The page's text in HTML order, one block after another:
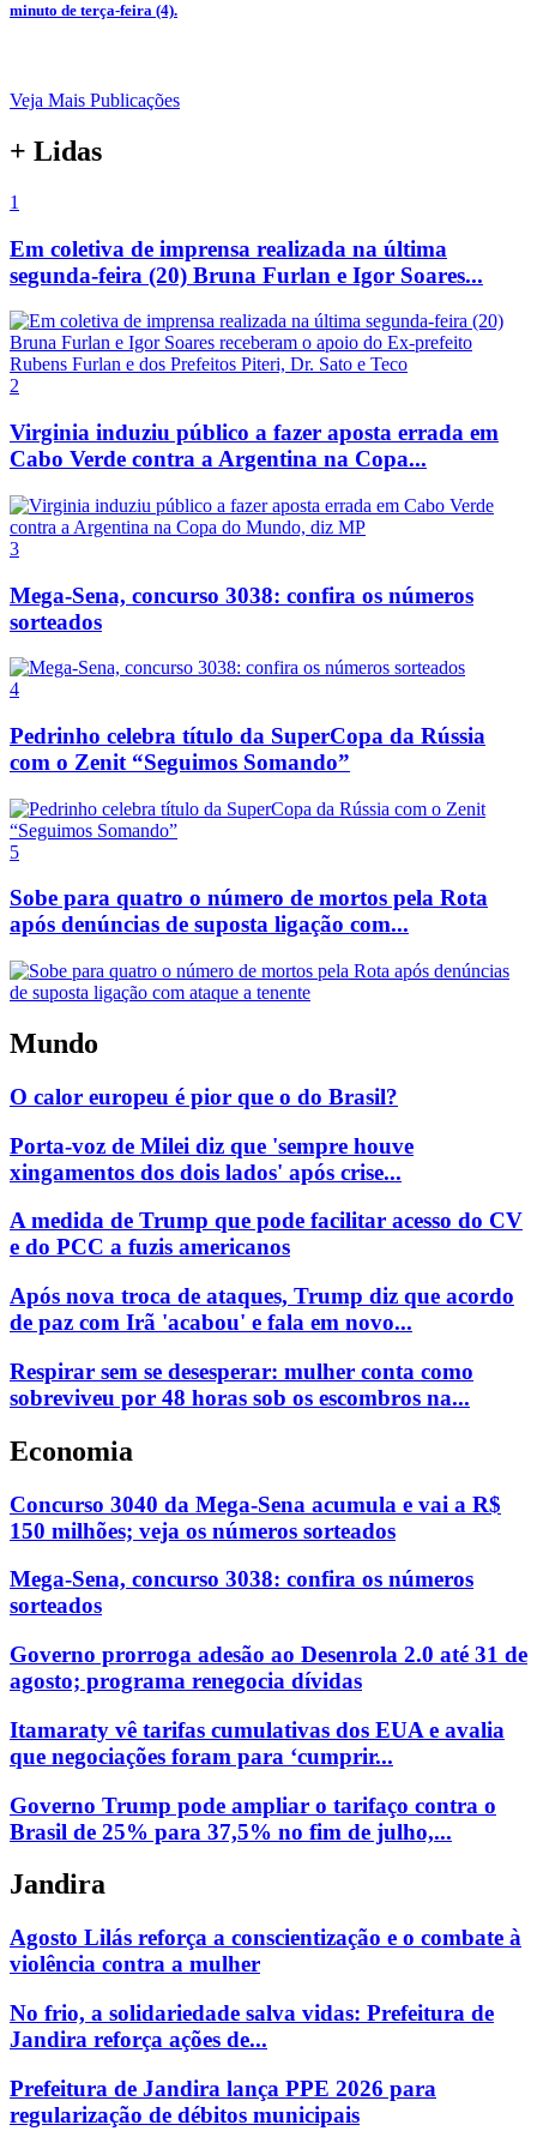
minuto de terça-feira (4).
Veja Mais Publicações
+ Lidas
1
Em coletiva de imprensa realizada na última
segunda-feira (20) Bruna Furlan e Igor Soares...
2
Virginia induziu público a fazer aposta errada em
Cabo Verde contra a Argentina na Copa...
3
Mega-Sena, concurso 3038: confira os números
sorteados
4
Pedrinho celebra título da SuperCopa da Rússia
com o Zenit “Seguimos Somando”
5
Sobe para quatro o número de mortos pela Rota
após denúncias de suposta ligação com...
Mundo
O calor europeu é pior que o do Brasil?
Porta-voz de Milei diz que 'sempre houve
xingamentos dos dois lados' após crise...
A medida de Trump que pode facilitar acesso do CV
e do PCC a fuzis americanos
Após nova troca de ataques, Trump diz que acordo
de paz com Irã 'acabou' e fala em novo...
Respirar sem se desesperar: mulher conta como
sobreviveu por 48 horas sob os escombros na...
Economia
Concurso 3040 da Mega-Sena acumula e vai a R$
150 milhões; veja os números sorteados
Mega-Sena, concurso 3038: confira os números
sorteados
Governo prorroga adesão ao Desenrola 2.0 até 31 de
agosto; programa renegocia dívidas
Itamaraty vê tarifas cumulativas dos EUA e avalia
que negociações foram para ‘cumprir...
Governo Trump pode ampliar o tarifaço contra o
Brasil de 25% para 37,5% no fim de julho,...
Jandira
Agosto Lilás reforça a conscientização e o combate à
violência contra a mulher
No frio, a solidariedade salva vidas: Prefeitura de
Jandira reforça ações de...
Prefeitura de Jandira lança PPE 2026 para
regularização de débitos municipais